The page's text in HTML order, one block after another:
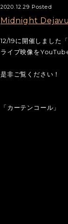
2020.12.29 Posted
Midnight Dejavu
12/19に開催しまし
ライブ映像を
是非ご覧ください！
「カーテンコール」